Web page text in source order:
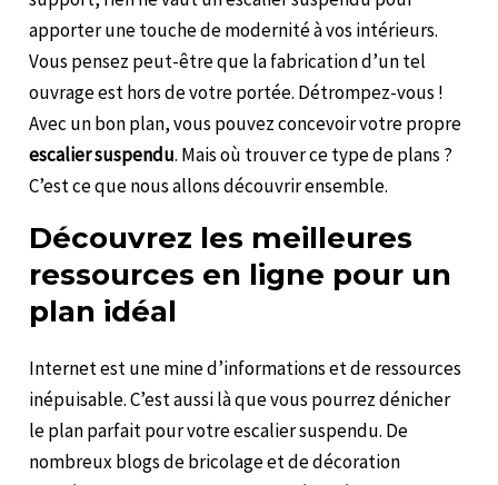
apporter une touche de modernité à vos intérieurs.
Vous pensez peut-être que la fabrication d’un tel
ouvrage est hors de votre portée. Détrompez-vous !
Avec un bon plan, vous pouvez concevoir votre propre
escalier suspendu. Mais où trouver ce type de plans ?
C’est ce que nous allons découvrir ensemble.
Découvrez les meilleures
ressources en ligne pour un
plan idéal
Internet est une mine d’informations et de ressources
inépuisable. C’est aussi là que vous pourrez dénicher
le plan parfait pour votre escalier suspendu. De
nombreux blogs de bricolage et de décoration